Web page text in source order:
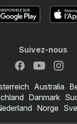
Suivez-nous
Australia
Danmark
Norge